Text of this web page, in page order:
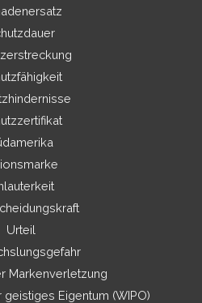
Urteil
Markenverletzung
Eigentum (WIPO)